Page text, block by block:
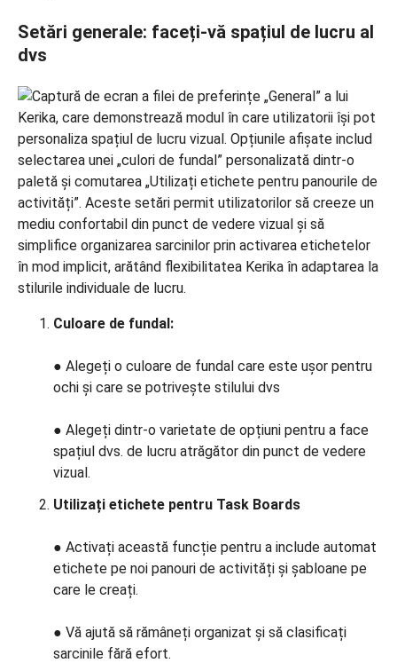
Setări generale: faceți-vă spațiul de lucru al
dvs
Culoare de fundal:
● Alegeți o culoare de fundal care este ușor pentru
ochi și care se potrivește stilului dvs
● Alegeți dintr-o varietate de opțiuni pentru a face
spațiul dvs. de lucru atrăgător din punct de vedere
vizual.
Utilizați etichete pentru Task Boards
● Activați această funcție pentru a include automat
etichete pe noi panouri de activități și șabloane pe
care le creați.
● Vă ajută să rămâneți organizat și să clasificați
sarcinile fără efort.